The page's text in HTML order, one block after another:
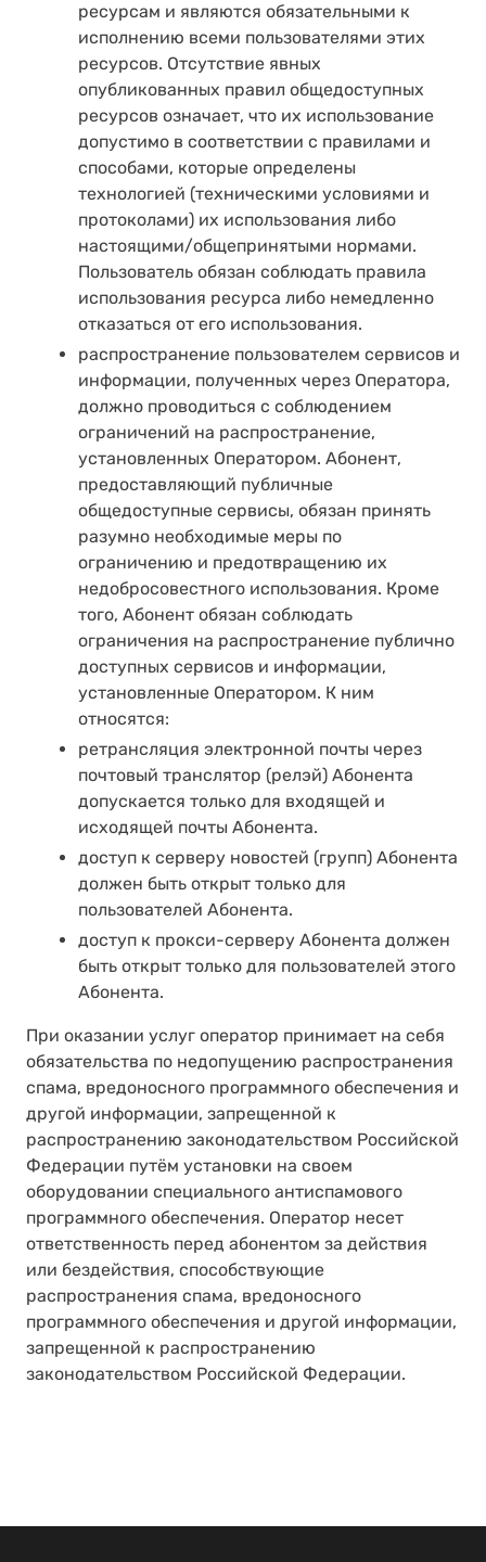
ресурсам и являются обязательными к
исполнению всеми пользователями этих
ресурсов. Отсутствие явных
опубликованных правил общедоступных
ресурсов означает, что их использование
допустимо в соответствии с правилами и
способами, которые определены
технологией (техническими условиями и
протоколами) их использования либо
настоящими/общепринятыми нормами.
Пользователь обязан соблюдать правила
использования ресурса либо немедленно
отказаться от его использования.
распространение пользователем сервисов и
информации, полученных через Оператора,
должно проводиться с соблюдением
ограничений на распространение,
установленных Оператором. Абонент,
предоставляющий публичные
общедоступные сервисы, обязан принять
разумно необходимые меры по
ограничению и предотвращению их
недобросовестного использования. Кроме
того, Абонент обязан соблюдать
ограничения на распространение публично
доступных сервисов и информации,
установленные Оператором. К ним
относятся:
ретрансляция электронной почты через
почтовый транслятор (релэй) Абонента
допускается только для входящей и
исходящей почты Абонента.
доступ к серверу новостей (групп) Абонента
должен быть открыт только для
пользователей Абонента.
доступ к прокси-серверу Абонента должен
быть открыт только для пользователей этого
Абонента.
При оказании услуг оператор принимает на себя
обязательства по недопущению распространения
спама, вредоносного программного обеспечения и
другой информации, запрещенной к
распространению законодательством Российской
Федерации путём установки на своем
оборудовании специального антиспамового
программного обеспечения. Оператор несет
ответственность перед абонентом за действия
или бездействия, способствующие
распространения спама, вредоносного
программного обеспечения и другой информации,
запрещенной к распространению
законодательством Российской Федерации.